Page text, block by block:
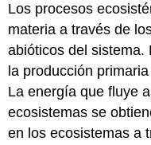
Los procesos
materia a través de
abióticos del sistema.
la producción
La energía que fluye
ecosistemas se
en los ecosistemas a